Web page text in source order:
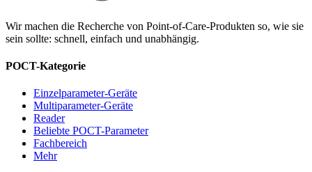
Wir machen die Recherche von Point-of-Care-Produkten so, wie sie
sein sollte: schnell, einfach und unabhängig.
POCT-Kategorie
Einzelparameter-Geräte
Multiparameter-Geräte
Reader
Beliebte POCT-Parameter
Fachbereich
Mehr